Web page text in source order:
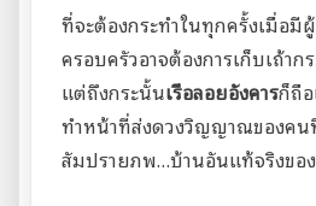
ที่จะต้องกระทำในทุกครั้งเมื่อมี
ครอบครัวอาจต้องการเก็บเถ้าก
แต่ถึงกระนั้นเรือลอยอังคารก็ถื
ทำหน้าที่ส่งดวงวิญญาณของคน
สัมปรายภพ…บ้านอันแท้จริงขอ